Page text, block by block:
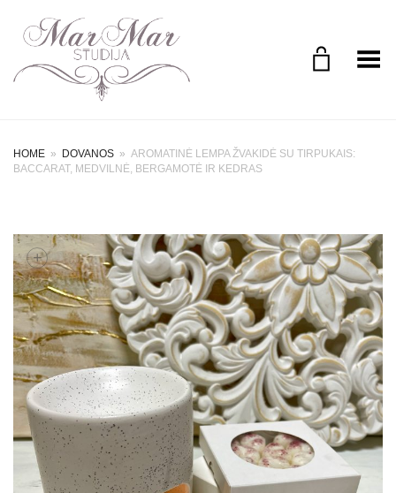
Perjungimo meniu
HOME » DOVANOS » AROMATINĖ LEMPA ŽVAKIDĖ SU TIRPUKAIS:
BACCARAT, MEDVILNĖ, BERGAMOTĖ IR KEDRAS
+